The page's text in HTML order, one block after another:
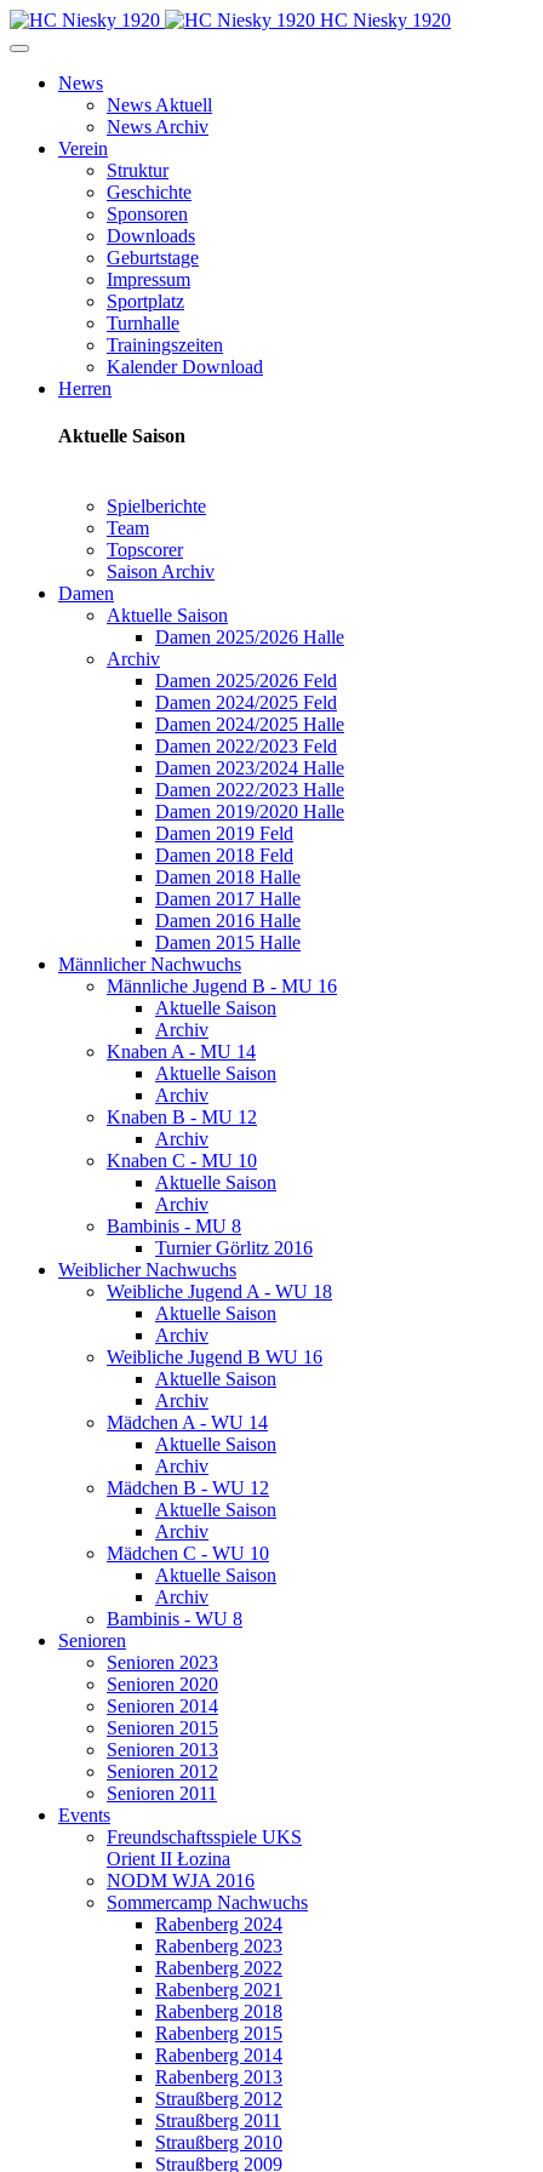
HC Niesky 1920
News
News Aktuell
News Archiv
Verein
Struktur
Geschichte
Sponsoren
Downloads
Geburtstage
Impressum
Sportplatz
Turnhalle
Trainingszeiten
Kalender Download
Herren
Aktuelle Saison
Spielberichte
Team
Topscorer
Saison Archiv
Damen
Aktuelle Saison
Damen 2025/2026 Halle
Archiv
Damen 2025/2026 Feld
Damen 2024/2025 Feld
Damen 2024/2025 Halle
Damen 2022/2023 Feld
Damen 2023/2024 Halle
Damen 2022/2023 Halle
Damen 2019/2020 Halle
Damen 2019 Feld
Damen 2018 Feld
Damen 2018 Halle
Damen 2017 Halle
Damen 2016 Halle
Damen 2015 Halle
Männlicher Nachwuchs
Männliche Jugend B - MU 16
Aktuelle Saison
Archiv
Knaben A - MU 14
Aktuelle Saison
Archiv
Knaben B - MU 12
Archiv
Knaben C - MU 10
Aktuelle Saison
Archiv
Bambinis - MU 8
Turnier Görlitz 2016
Weiblicher Nachwuchs
Weibliche Jugend A - WU 18
Aktuelle Saison
Archiv
Weibliche Jugend B WU 16
Aktuelle Saison
Archiv
Mädchen A - WU 14
Aktuelle Saison
Archiv
Mädchen B - WU 12
Aktuelle Saison
Archiv
Mädchen C - WU 10
Aktuelle Saison
Archiv
Bambinis - WU 8
Senioren
Senioren 2023
Senioren 2020
Senioren 2014
Senioren 2015
Senioren 2013
Senioren 2012
Senioren 2011
Events
Freundschaftsspiele UKS
Orient II Łozina
NODM WJA 2016
Sommercamp Nachwuchs
Rabenberg 2024
Rabenberg 2023
Rabenberg 2022
Rabenberg 2021
Rabenberg 2018
Rabenberg 2015
Rabenberg 2014
Rabenberg 2013
Straußberg 2012
Straußberg 2011
Straußberg 2010
Straußberg 2009